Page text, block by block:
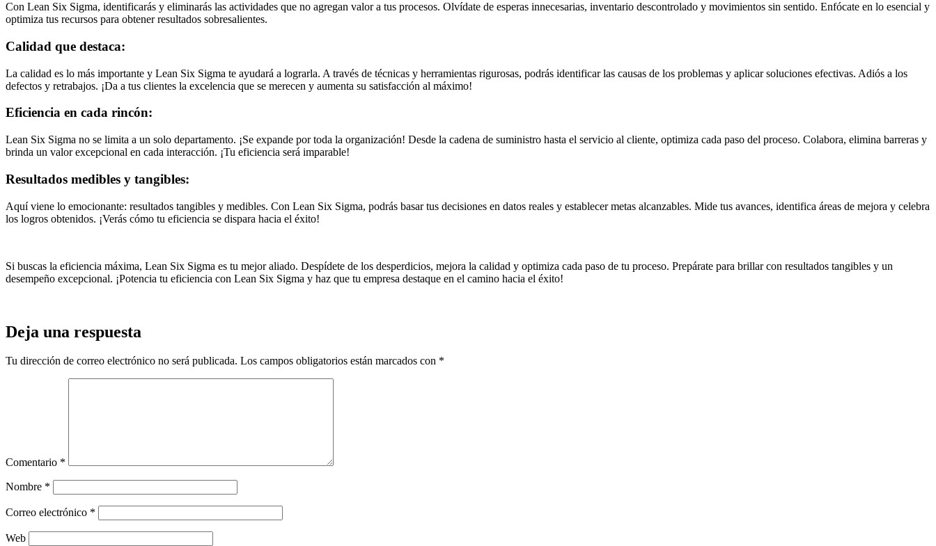
Con Lean Six Sigma, identificarás y eliminarás las actividades que no agregan valor a tus procesos. Olvídate de esperas innecesarias, inventario descontrolado y movimientos sin sentido. Enfócate en lo esencial y
optimiza tus recursos para obtener resultados sobresalientes.
Calidad que destaca:
La calidad es lo más importante y Lean Six Sigma te ayudará a lograrla. A través de técnicas y herramientas rigurosas, podrás identificar las causas de los problemas y aplicar soluciones efectivas. Adiós a los
defectos y retrabajos. ¡Da a tus clientes la excelencia que se merecen y aumenta su satisfacción al máximo!
Eficiencia en cada rincón:
Lean Six Sigma no se limita a un solo departamento. ¡Se expande por toda la organización! Desde la cadena de suministro hasta el servicio al cliente, optimiza cada paso del proceso. Colabora, elimina barreras y
brinda un valor excepcional en cada interacción. ¡Tu eficiencia será imparable!
Resultados medibles y tangibles:
Aquí viene lo emocionante: resultados tangibles y medibles. Con Lean Six Sigma, podrás basar tus decisiones en datos reales y establecer metas alcanzables. Mide tus avances, identifica áreas de mejora y celebra
los logros obtenidos. ¡Verás cómo tu eficiencia se dispara hacia el éxito!
Si buscas la eficiencia máxima, Lean Six Sigma es tu mejor aliado. Despídete de los desperdicios, mejora la calidad y optimiza cada paso de tu proceso. Prepárate para brillar con resultados tangibles y un
desempeño excepcional. ¡Potencia tu eficiencia con Lean Six Sigma y haz que tu empresa destaque en el camino hacia el éxito!
Deja una respuesta
Tu dirección de correo electrónico no será publicada. Los campos obligatorios están marcados con *
Comentario *
Nombre *
Correo electrónico *
Web